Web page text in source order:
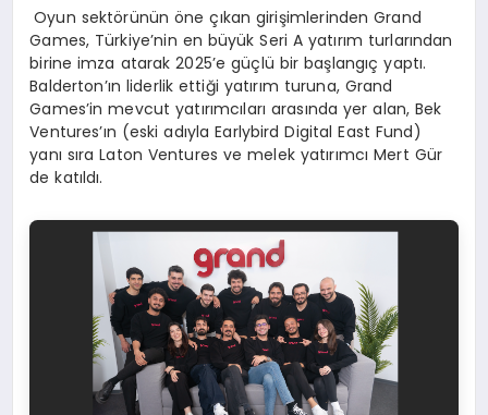
Oyun sektörünün öne çıkan girişimlerinden Grand
Games, Türkiye’nin en büyük Seri A yatırım turlarından
birine imza atarak 2025’e güçlü bir başlangıç yaptı.
Balderton’ın liderlik ettiği yatırım turuna, Grand
Games’in mevcut yatırımcıları arasında yer alan, Bek
Ventures’ın (eski adıyla Earlybird Digital East Fund)
yanı sıra Laton Ventures ve melek yatırımcı Mert Gür
de katıldı.